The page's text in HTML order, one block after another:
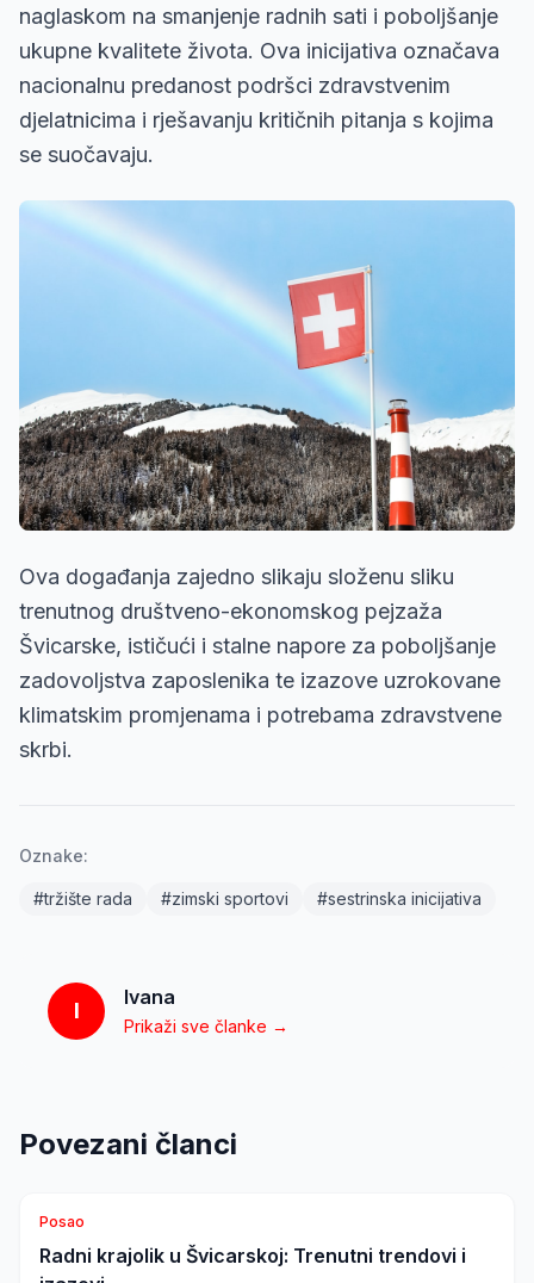
naglaskom na smanjenje radnih sati i poboljšanje
ukupne kvalitete života. Ova inicijativa označava
nacionalnu predanost podršci zdravstvenim
djelatnicima i rješavanju kritičnih pitanja s kojima
se suočavaju.
Ova događanja zajedno slikaju složenu sliku
trenutnog društveno-ekonomskog pejzaža
Švicarske, ističući i stalne napore za poboljšanje
zadovoljstva zaposlenika te izazove uzrokovane
klimatskim promjenama i potrebama zdravstvene
skrbi.
Oznake:
#tržište rada #zimski sportovi #sestrinska inicijativa
I
Ivana
Prikaži sve članke →
Povezani članci
Posao
Radni krajolik u Švicarskoj: Trenutni trendovi i